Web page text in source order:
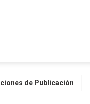
de Publicación